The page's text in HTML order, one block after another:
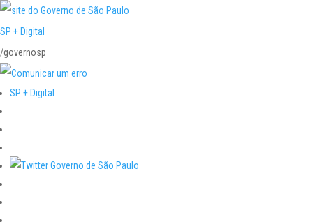
SP + Digital
/governosp
SP + Digital